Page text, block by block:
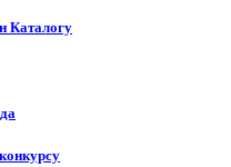
Каталогу